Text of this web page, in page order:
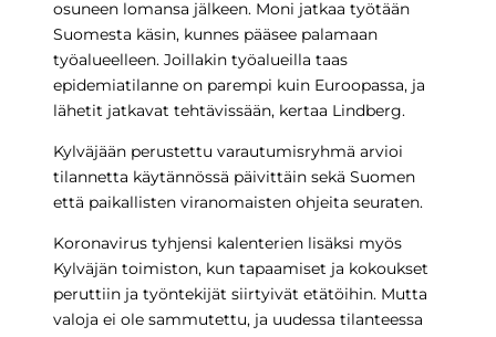
osuneen lomansa jälkeen. Moni jatkaa työtään
Suomesta käsin, kunnes pääsee palamaan
työalueelleen. Joillakin työalueilla taas
epidemiatilanne on parempi kuin Euroopassa, ja
lähetit jatkavat tehtävissään, kertaa Lindberg.
Kylväjään perustettu varautumisryhmä arvioi
tilannetta käytännössä päivittäin sekä Suomen
että paikallisten viranomaisten ohjeita seuraten.
Koronavirus tyhjensi kalenterien lisäksi myös
Kylväjän toimiston, kun tapaamiset ja kokoukset
peruttiin ja työntekijät siirtyivät etätöihin. Mutta
valoja ei ole sammutettu, ja uudessa tilanteessa